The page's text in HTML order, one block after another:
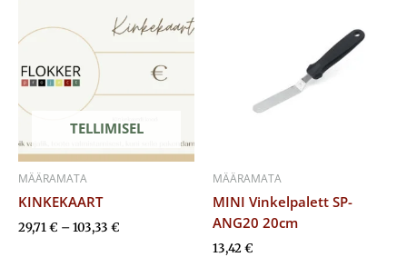
TELLIMISEL
MÄÄRAMATA
KINKEKAART
29,71€ –103,33 €
kuni
103,33 €
MÄÄRAMATA
MINI Vinkelpalett SP-
ANG20 20cm
13,42€